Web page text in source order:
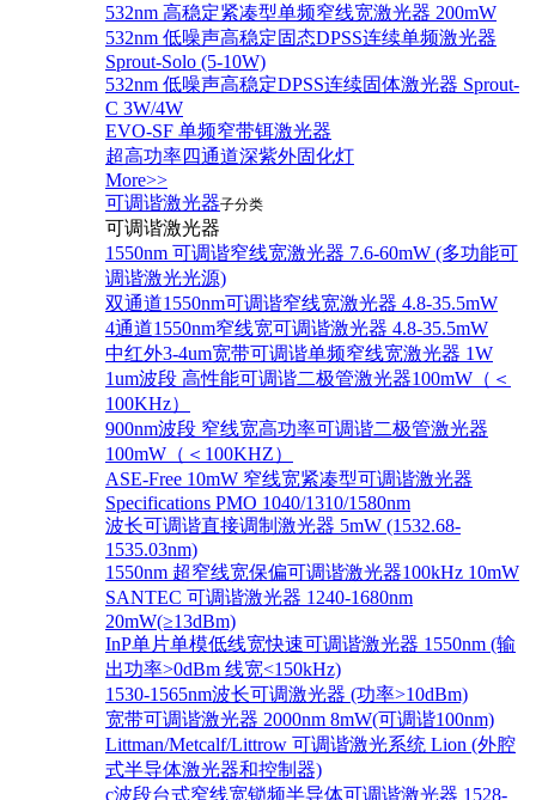
532nm 高稳定紧凑型单频窄线宽激光器 200mW
532nm 低噪声高稳定固态DPSS连续单频激光器
Sprout‐Solo (5-10W)
532nm 低噪声高稳定DPSS连续固体激光器 Sprout-
C 3W/4W
EVO-SF 单频窄带铒激光器
超高功率四通道深紫外固化灯
More>>
可调谐激光器子分类
可调谐激光器
1550nm 可调谐窄线宽激光器 7.6-60mW (多功能可
调谐激光光源)
双通道1550nm可调谐窄线宽激光器 4.8-35.5mW
4通道1550nm窄线宽可调谐激光器 4.8-35.5mW
中红外3-4um宽带可调谐单频窄线宽激光器 1W
1um波段 高性能可调谐二极管激光器100mW（＜
100KHz）
900nm波段 窄线宽高功率可调谐二极管激光器
100mW（＜100KHZ）
ASE-Free 10mW 窄线宽紧凑型可调谐激光器
Specifications PMO 1040/1310/1580nm
波长可调谐直接调制激光器 5mW (1532.68-
1535.03nm)
1550nm 超窄线宽保偏可调谐激光器100kHz 10mW
SANTEC 可调谐激光器 1240-1680nm
20mW(≥13dBm)
InP单片单模低线宽快速可调谐激光器 1550nm (输
出功率>0dBm 线宽<150kHz)
1530-1565nm波长可调激光器 (功率>10dBm)
宽带可调谐激光器 2000nm 8mW(可调谐100nm)
Littman/Metcalf/Littrow 可调谐激光系统 Lion (外腔
式半导体激光器和控制器)
c波段台式窄线宽锁频半导体可调谐激光器 1528-